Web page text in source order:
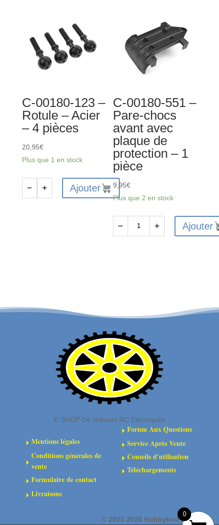
Axe
triangle
-
Extérieur
-
pièces
épaulée
embase
mm
-
Acier
-
2
pièces
C-00180-123 –
Rotule – Acier
– 4 pièces
20,95€
Plus que 1 en stock
-
− + Ajouter
C-00180-551 –
Pare-chocs
avant avec
plaque de
protection – 1
pièce
9,95€
Plus que 2 en stock
chocs
avant
avec
plaque
de
protection
-
pièce
− + Ajouter
E-SHOP De Voitures RC Éléctriques
EMentions légales
E
Conditions générales de
vente
EFormulaire de contact
ELivraisons
E Forum Aux Questions
E Service Après Vente
E Conseils d'utilisation
E Téléchargements
©2021-2026 Hobbykoo
0